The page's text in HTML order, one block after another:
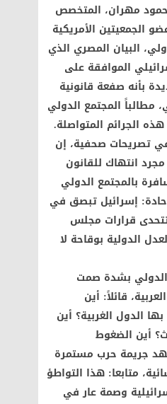
مهران، المتخصص
الجمعيتين الأمريكية
البيان المصري الذي
الموافقة على
جديدة بأنه صفعة قانونية
مطالباً المجتمع الدولي
الجرائم المتواصلة.
تصريحات صحفية، إن
انتهاك للقانون
بالمجتمع الدولي
إسرائيل تبصق في
قرارات مجلس
الدولية بوقاحة لا
الدولي بشدة صمت
قائلاً: أين
الدول الغربية؟ أين
أين الضغوط
جريمة حرب مستمرة
متابعا: هذا التواطؤ
وصمة عار في